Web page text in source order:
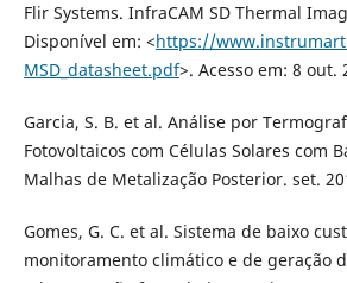
Flir Systems. InfraCAM SD Thermal
Disponível em: <https://
MSD_datasheet.pdf>. Acesso em: 8 out.
Garcia, S. B. et al. Análise por
Fotovoltaicos com Células Solares com
Malhas de Metalização Posterior. set.
Gomes, G. C. et al. Sistema de baixo
monitoramento climático e de geração